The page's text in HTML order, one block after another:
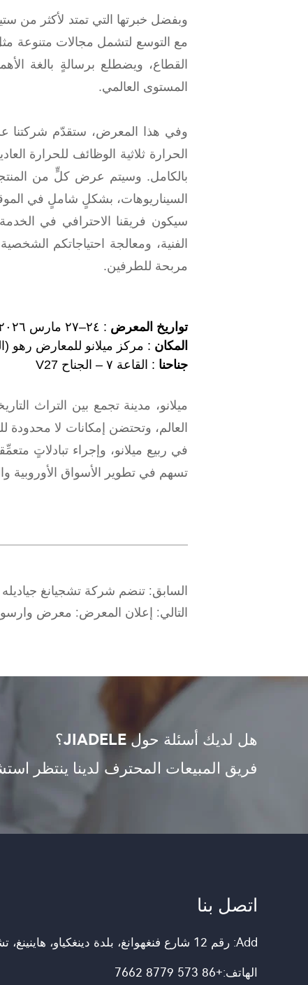
وبفضل خبرتها التي تمتد لأكثر من
مع التوسع لتشمل مجالات متنوعة
المستوى العالمي.
وفي هذا المعرض، ستقدّم شركتنا
الحرارة ثلاثية الوظائف للحرارة
بالكامل. وسيتم عرض كلٍّ من
السيناريوهات، بشكلٍ شاملٍ في
سيكون فريقنا الاحترافي في
الفنية، ومعالجة احتياجاتكم
مربحة للطرفين.
تواريخ المعرض : ٢٤–٢٧ مارس ٢٠٢٦ (من الساعة ٠٩:٠٠ حتى ١٨:٠٠ يوميًّا)
المكان : مركز ميلانو للمعارض رهو (العنوان: طريق
جناحنا : القاعة ٧ – الجناح V27
ميلانو، مدينة تجمع بين التراث
العالم، وتحتضن إمكانات لا
في ربيع ميلانو، وإجراء تبادلاتٍ
تسهم في تطوير الأسواق الأوروبية
السابق: تنضم شركة تشجيانغ جياديله
التالي: إعلان المعرض: معرض وارسو لتقنيات
هل لديك أسئلة حول JIADELE؟
فريق المبيعات المحترف لدينا ينتظر
اتصل بنا
Add: رقم 12 شارع فنغهوانغ، بلدة دينغكياو، هاينينغ، تشجيانغ، الصين.
الهاتف:+86 573 8779 7662